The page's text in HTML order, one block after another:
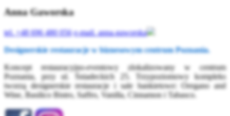
Anna Gaworska
tel.+48 696 480 056 e-mail.anna.gaworska
Designerskie restauracje w biznesowym centrum Poznania.
Koncept restauracyjno-eventowy zlokalizowany w centrum
Poznania, przy ul. Śniadeckich 25. Trzypoziomowy kompleks
tworzą designerskie restauracje i sale bankietowe: Oregano and
Wine, Basilico Bistro, Saffro, Vanilla, Cinnamon i Tabasco.